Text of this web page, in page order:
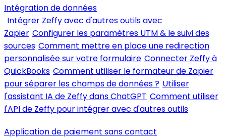
Intégration de données
Intégrer Zeffy avec d'autres outils avec
Zapier Configurer les paramètres UTM & le suivi des
sources Comment mettre en place une redirection
personnalisée sur votre formulaire Connecter Zeffy à
QuickBooks Comment utiliser le formateur de Zapier
pour séparer les champs de données ? Utiliser
l'assistant IA de Zeffy dans ChatGPT Comment utiliser
l'API de Zeffy pour intégrer avec d'autres outils
Application de paiement sans contact